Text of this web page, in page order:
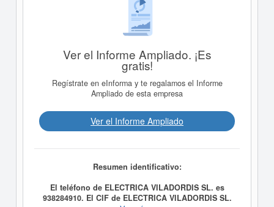
Ver el Informe Ampliado. ¡Es
gratis!
Regístrate en eInforma y te regalamos el Informe
Ampliado de esta empresa
Ver el Informe Ampliado
Resumen identificativo:
El teléfono de ELECTRICA VILADORDIS SL. es
938284910. El CIF de ELECTRICA VILADORDIS SL.